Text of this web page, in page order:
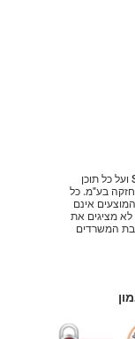
זכויות היוצרים על השם המסחרי SmartWinners ועל כל תוכן
בע"מ. כל
אינם
לא מציגים את
המשרדים